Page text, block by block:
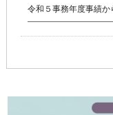
令和５事務年度事績